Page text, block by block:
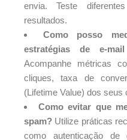
envia. Teste
resultados.
Como posso
estratégias de e-
Acompanhe métricas
cliques, taxa de
(Lifetime Value) dos seus
Como evitar que
spam? Utilize práticas
como autenticação de